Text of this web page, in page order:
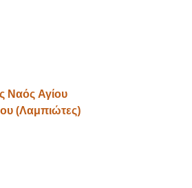
Ναός Αγίου
(Λαμπιώτες)